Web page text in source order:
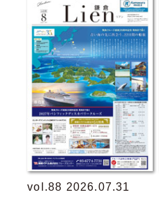
vol.88 2026.07.31